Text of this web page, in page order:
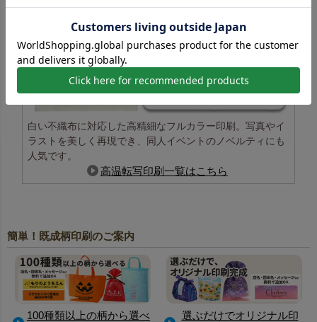
白い不織布に対応した高精細なフルカラー印刷。写真やイ
ラストを美しく再現でき、同人イベントのノベルティにも
人気です。
高温転写印刷一覧はこちら
簡単！既成柄印刷のご案内
100種類以上の柄から選べ
選ぶだけでオリジナル印